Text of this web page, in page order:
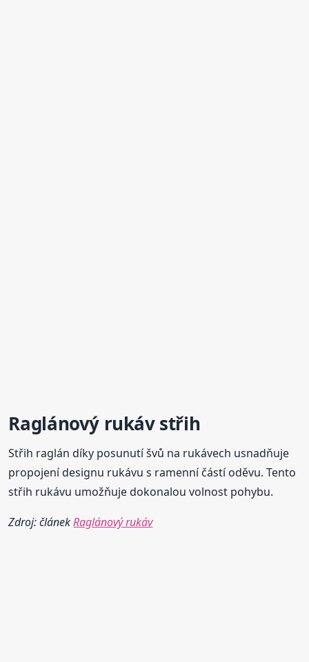
Raglánový rukáv střih
Střih raglán díky posunutí švů na rukávech usnadňuje
propojení designu rukávu s ramenní částí oděvu. Tento
střih rukávu umožňuje dokonalou volnost pohybu.
Zdroj: článekRaglánový rukáv